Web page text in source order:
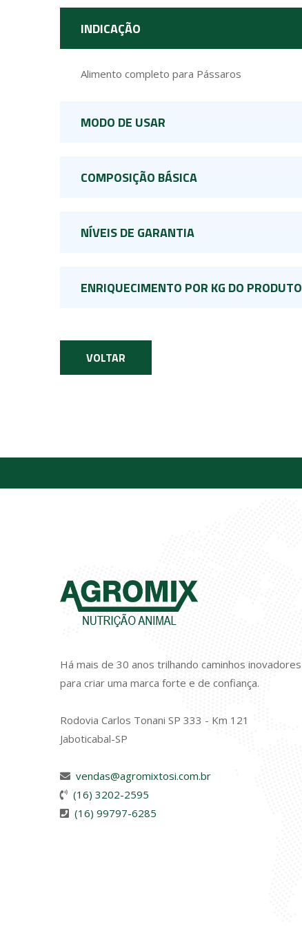
INDICAÇÃO
Alimento completo para Pássaros
MODO DE USAR
COMPOSIÇÃO BÁSICA
NÍVEIS DE GARANTIA
ENRIQUECIMENTO POR KG DO PRODUTO
VOLTAR
Há mais de 30 anos trilhando caminhos inovadores
para criar uma marca forte e de confiança.
Rodovia Carlos Tonani SP 333 - Km 121
Jaboticabal-SP
vendas@agromixtosi.com.br
(16) 3202-2595
(16) 99797-6285